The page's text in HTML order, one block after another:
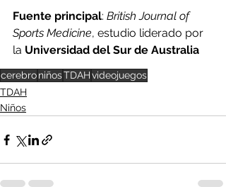
Fuente principal: British Journal of
Sports Medicine, estudio liderado por
la Universidad del Sur de Australia
cerebroniñosTDAHvideojuegos
TDAH
Niños